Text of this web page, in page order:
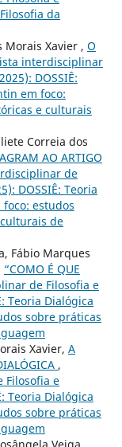
da
Morais Xavier , O
interdisciplinar
DOSSIÊ:
em foco:
e culturais
Correia dos
AO ARTIGO
de
DOSSIÊ: Teoria
estudos
de
Fábio Marques
“COMO É QUE
de Filosofia e
Teoria Dialógica
sobre práticas
Xavier, A
,
Filosofia e
Teoria Dialógica
sobre práticas